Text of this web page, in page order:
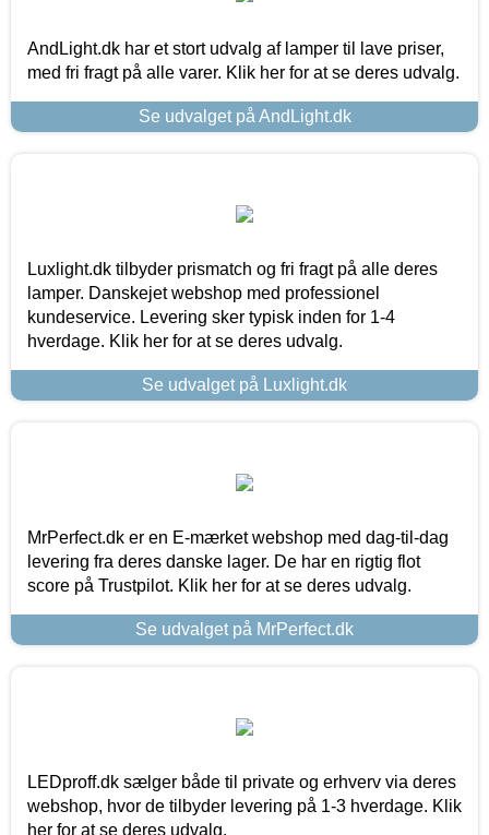
AndLight.dk har et stort udvalg af lamper til lave priser,
med fri fragt på alle varer. Klik her for at se deres udvalg.
Se udvalget på AndLight.dk
Luxlight.dk tilbyder prismatch og fri fragt på alle deres
lamper. Danskejet webshop med professionel
kundeservice. Levering sker typisk inden for 1-4
hverdage. Klik her for at se deres udvalg.
Se udvalget på Luxlight.dk
MrPerfect.dk er en E-mærket webshop med dag-til-dag
levering fra deres danske lager. De har en rigtig flot
score på Trustpilot. Klik her for at se deres udvalg.
Se udvalget på MrPerfect.dk
LEDproff.dk sælger både til private og erhverv via deres
webshop, hvor de tilbyder levering på 1-3 hverdage. Klik
her for at se deres udvalg.